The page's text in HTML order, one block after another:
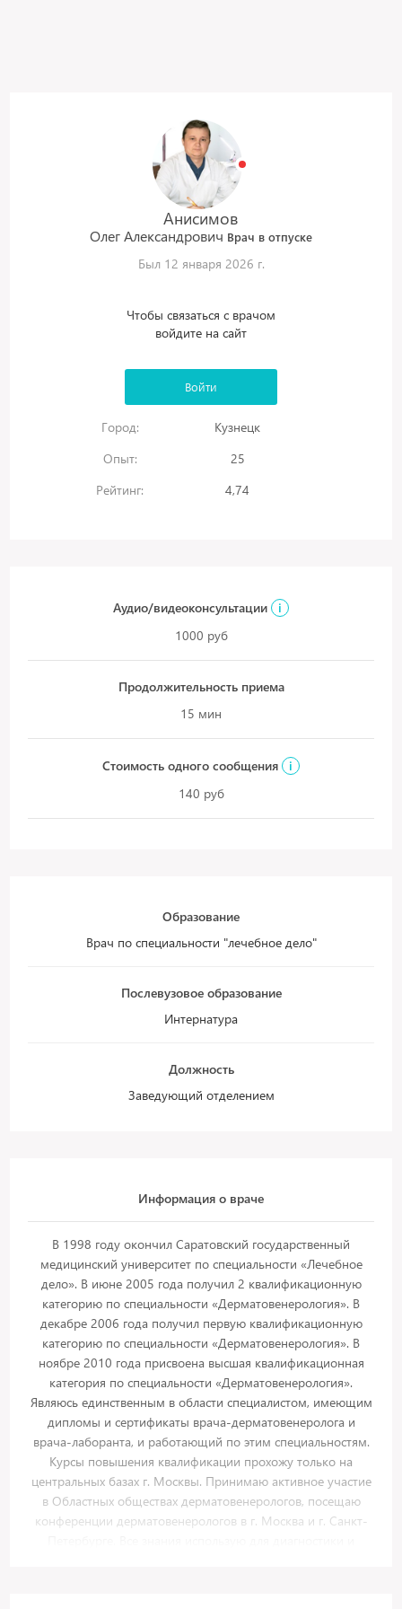
Анисимов
ОлегАлександрович Врач в отпуске
Был 12 января 2026 г.
Чтобы связаться с врачом
войдите на сайт
Войти
Город:
Кузнецк
Опыт:
25
Рейтинг:
4,74
Аудио/видеоконсультации
i
1000 руб
Продолжительность приема
15 мин
Стоимость одного сообщения
i
140 руб
Образование
Врач по специальности "лечебное дело"
Послевузовое образование
Интернатура
Должность
Заведующий отделением
Информация о враче
В 1998 году окончил Саратовский государственный
медицинский университет по специальности «Лечебное
дело». В июне 2005 года получил 2 квалификационную
категорию по специальности «Дерматовенерология». В
декабре 2006 года получил первую квалификационную
категорию по специальности «Дерматовенерология». В
ноябре 2010 года присвоена высшая квалификационная
категория по специальности «Дерматовенерология».
Являюсь единственным в области специалистом, имеющим
дипломы и сертификаты врача-дерматовенеролога и
врача-лаборанта, и работающий по этим специальностям.
Курсы повышения квалификации прохожу только на
центральных базах г. Москвы. Принимаю активное участие
в Областных обществах дерматовенерологов, посещаю
конференции дерматовенерологов в г. Москва и г. Санкт-